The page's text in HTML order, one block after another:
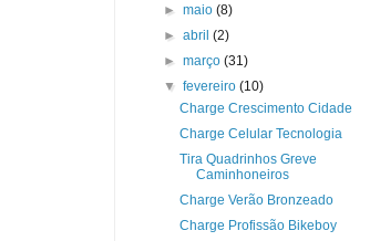
► maio (8)
► abril (2)
► março (31)
▼ fevereiro (10)
Charge Crescimento Cidade
Charge Celular Tecnologia
Tira Quadrinhos Greve
Caminhoneiros
Charge Verão Bronzeado
Charge Profissão Bikeboy